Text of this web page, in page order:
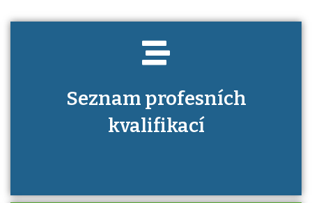
Seznam profesních
kvalifikací